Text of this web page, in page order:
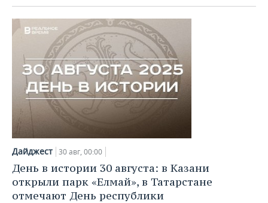
Дайджест 30 авг, 00:00
День в истории 30 августа: в Казани
открыли парк «Елмай», в Татарстане
отмечают День республики